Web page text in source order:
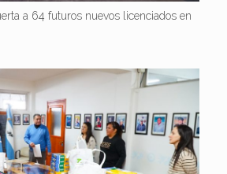
a 64 futuros nuevos licenciados en